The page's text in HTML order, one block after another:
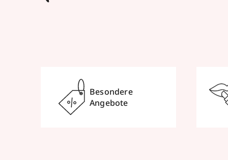
Besondere
Angebote